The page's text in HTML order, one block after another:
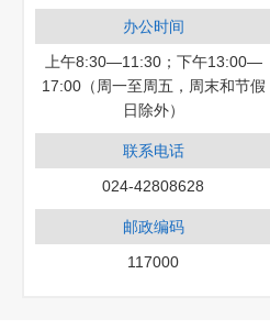
办公时间
上午8:30—11:30；下午13:00—
17:00（周一至周五，周末和节假
日除外）
联系电话
024-42808628
邮政编码
117000